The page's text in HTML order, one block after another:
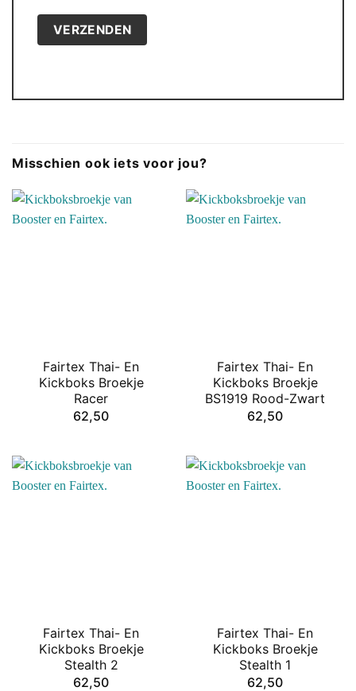
Misschien ook iets voor jou?
Fairtex Thai- En
Kickboks Broekje
Racer
62,50
Fairtex Thai- En
Kickboks Broekje
BS1919 Rood-Zwart
62,50
Fairtex Thai- En
Kickboks Broekje
Stealth 2
62,50
Fairtex Thai- En
Kickboks Broekje
Stealth 1
62,50